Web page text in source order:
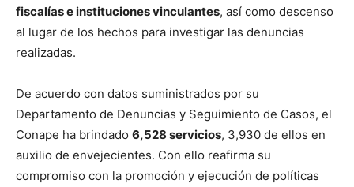
fiscalías e instituciones vinculantes, así como descenso
al lugar de los hechos para investigar las denuncias
realizadas.
De acuerdo con datos suministrados por su
Departamento de Denuncias y Seguimiento de Casos, el
Conape ha brindado 6,528 servicios, 3,930 de ellos en
auxilio de envejecientes. Con ello reafirma su
compromiso con la promoción y ejecución de políticas